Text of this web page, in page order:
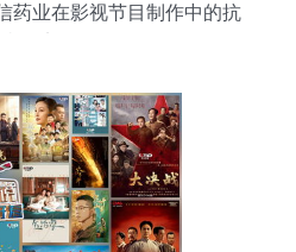
药业在影视节目制作中的抗